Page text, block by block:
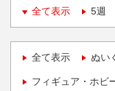
全て表示
5週
全て表示 ぬい
フィギュア・ホビ